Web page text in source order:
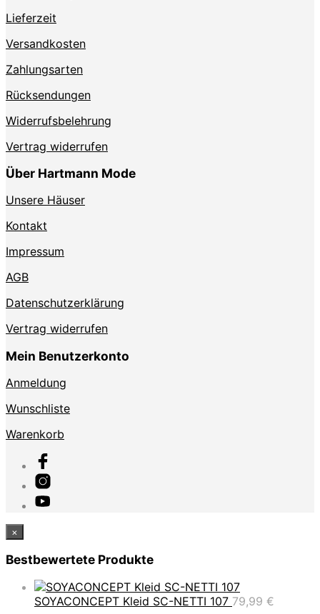
Lieferzeit
Versandkosten
Zahlungsarten
Rücksendungen
Widerrufsbelehrung
Vertrag widerrufen
Über Hartmann Mode
Unsere Häuser
Kontakt
Impressum
AGB
Datenschutzerklärung
Vertrag widerrufen
Mein Benutzerkonto
Anmeldung
Wunschliste
Warenkorb
×
Bestbewertete Produkte
SOYACONCEPT Kleid SC-NETTI 107 79,99 €